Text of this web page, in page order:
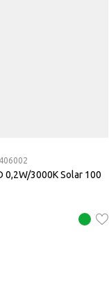
0,2W/3000K Solar 100